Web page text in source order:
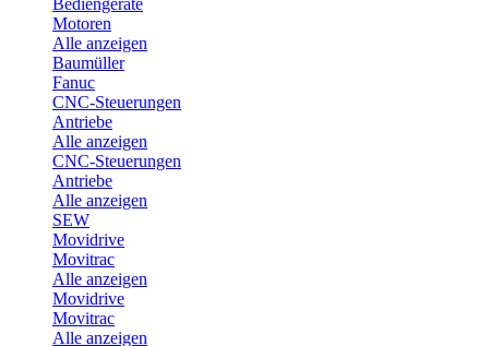
Bediengeräte
Motoren
Alle anzeigen
Baumüller
Fanuc
CNC-Steuerungen
Antriebe
Alle anzeigen
CNC-Steuerungen
Antriebe
Alle anzeigen
SEW
Movidrive
Movitrac
Alle anzeigen
Movidrive
Movitrac
Alle anzeigen